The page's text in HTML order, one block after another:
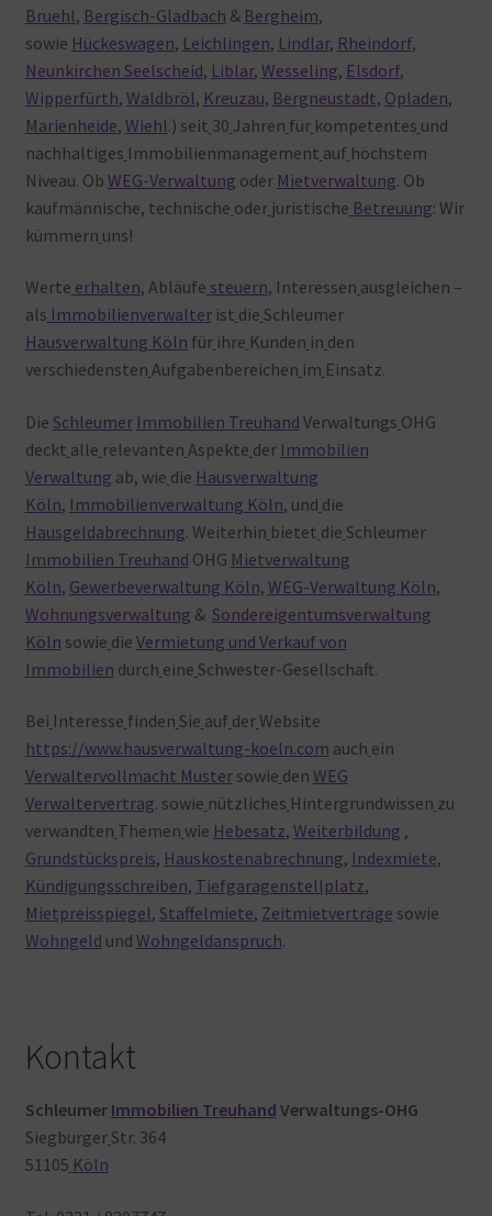
Bruehl, Bergisch-Gladbach & Bergheim,
sowie Hückeswagen, Leichlingen, Lindlar, Rheindorf,
Neunkirchen Seelscheid, Liblar, Wesseling, Elsdorf,
Wipperfürth, Waldbröl, Kreuzau, Bergneustadt, Opladen,
Marienheide, Wiehl.) seit 30 Jahren für kompetentes und
nachhaltiges Immobilienmanagement auf höchstem
Niveau. Ob WEG-Verwaltung oder Mietverwaltung. Ob
kaufmännische, technische oder juristische Betreuung: Wir
kümmern uns!
Werte erhalten, Abläufe steuern, Interessen ausgleichen –
als Immobilienverwalterist die Schleumer
Hausverwaltung Köln für ihre Kunden in den
verschiedensten Aufgabenbereichen im Einsatz.
Die Schleumer Immobilien Treuhand Verwaltungs OHG
deckt alle relevanten Aspekte der Immobilien
Verwaltung ab, wie die Hausverwaltung
Köln, Immobilienverwaltung Köln, und die
Hausgeldabrechnung. Weiterhin bietet die Schleumer
Immobilien Treuhand OHG Mietverwaltung
Köln, Gewerbeverwaltung Köln, WEG-Verwaltung Köln,
Wohnungsverwaltung & Sondereigentumsverwaltung
Köln sowie die Vermietung und Verkauf von
Immobilien durch eine Schwester-Gesellschaft.
Bei Interesse finden Sie auf der Website
https://www.hausverwaltung-koeln.com auch ein
Verwaltervollmacht Mustersowie den WEG
Verwaltervertrag. sowie nützliches Hintergrundwissen zu
verwandten Themen wie Hebesatz, Weiterbildung ,
Grundstückspreis, Hauskostenabrechnung, Indexmiete,
Kündigungsschreiben, Tiefgaragenstellplatz,
Mietpreisspiegel, Staffelmiete, Zeitmietverträge sowie
Wohngeld und Wohngeldanspruch.
Kontakt
Schleumer Immobilien Treuhand Verwaltungs-OHG
Siegburger Str. 364
51105 Köln